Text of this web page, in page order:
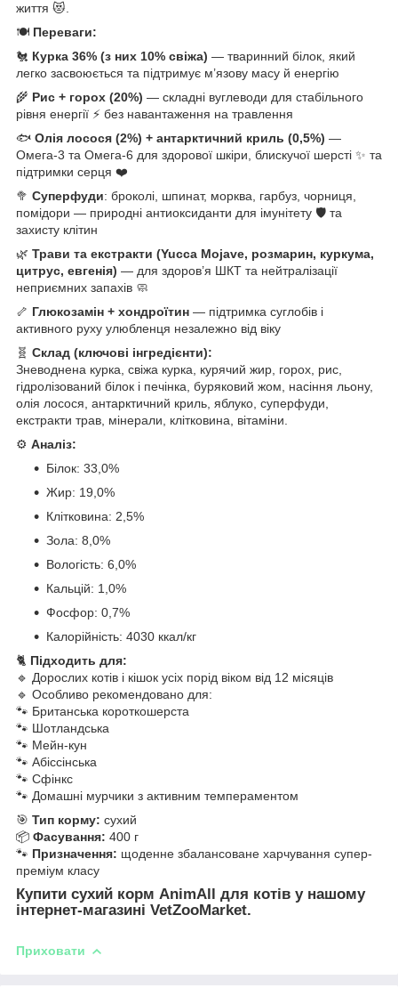
життя 😻.
🍽️ Переваги:
🐔 Курка 36% (з них 10% свіжа) — тваринний білок, який
легко засвоюється та підтримує м’язову масу й енергію
🌾 Рис + горох (20%) — складні вуглеводи для стабільного
рівня енергії ⚡ без навантаження на травлення
🐟 Олія лосося (2%) + антарктичний криль (0,5%) —
Омега-3 та Омега-6 для здорової шкіри, блискучої шерсті ✨ та
підтримки серця ❤️
🥦 Суперфуди: броколі, шпинат, морква, гарбуз, чорниця,
помідори — природні антиоксиданти для імунітету 🛡️ та
захисту клітин
🌿 Трави та екстракти (Yucca Mojave, розмарин, куркума,
цитрус, евгенія) — для здоров’я ШКТ та нейтралізації
неприємних запахів 🧼
🦴 Глюкозамін + хондроїтин — підтримка суглобів і
активного руху улюбленця незалежно від віку
🧬 Склад (ключові інгредієнти):
Зневоднена курка, свіжа курка, курячий жир, горох, рис,
гідролізований білок і печінка, буряковий жом, насіння льону,
олія лосося, антарктичний криль, яблуко, суперфуди,
екстракти трав, мінерали, клітковина, вітаміни.
⚙️ Аналіз:
Білок: 33,0%
Жир: 19,0%
Клітковина: 2,5%
Зола: 8,0%
Вологість: 6,0%
Кальцій: 1,0%
Фосфор: 0,7%
Калорійність: 4030 ккал/кг
🐈 Підходить для:
🔹 Дорослих котів і кішок усіх порід віком від 12 місяців
🔹 Особливо рекомендовано для:
🐾 Британська короткошерста
🐾 Шотландська
🐾 Мейн-кун
🐾 Абіссінська
🐾 Сфінкс
🐾 Домашні мурчики з активним темпераментом
🎯 Тип корму: сухий
📦 Фасування: 400 г
🐾 Призначення: щоденне збалансоване харчування супер-
преміум класу
Купити сухий корм AnimAll для котів у нашому
інтернет-магазині VetZooMarket.
Приховати